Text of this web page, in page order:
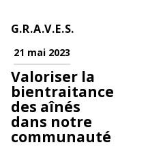
G.R.A.V.E.S.
21 mai 2023
Valoriser la
bientraitance
des aînés
dans notre
communauté